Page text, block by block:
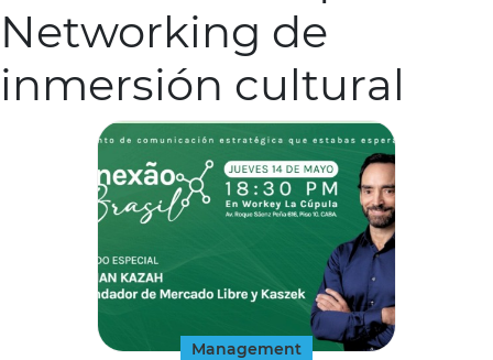
Networking de
inmersión cultural
Management